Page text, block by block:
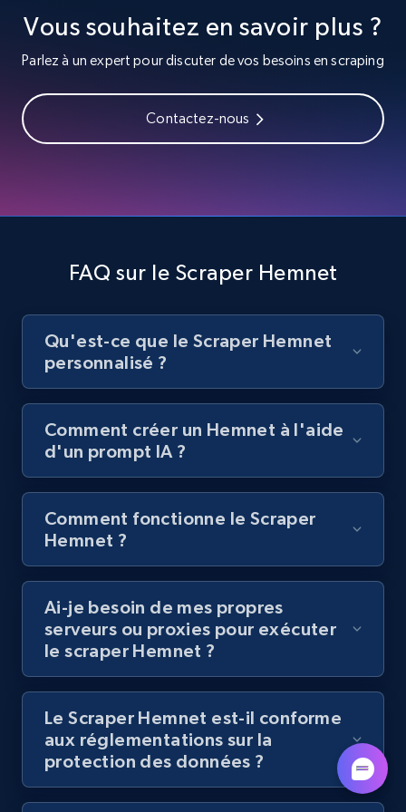
Youtube - Videos posts - Collect YouTube
posts by hashtags
URL, Title, Youtuber, Youtuber md5, Video url,
8.1K+ 716+ Essai gratuit
URL, Title, Youtuber, Youtuber md5, Video url,
Video length, Likes, Views, and more.
8.1K+ 716+ Essai gratuit
Youtube - Videos posts - Discovery videos
by podcast url
URL, Title, Youtuber, Youtuber md5, Video url,
Video length, Likes, Views, and more.
8.1K+ 716+ Essai gratuit
Amazon Reviews
URL, Product name, Product rating, Product
rating object, Product rating max, Rating,
Author name, Asin, and more.
Vous souhaitez en savoir plus ?
Parlez à un expert pour discuter de vos besoins en scraping
Contactez-nous
FAQ sur le Scraper Hemnet
Qu'est-ce que le Scraper Hemnet
personnalisé ?
Comment créer un Hemnet à l'aide
d'un prompt IA ?
Comment fonctionne le Scraper
Hemnet ?
Ai-je besoin de mes propres
serveurs ou proxies pour exécuter
le scraper Hemnet ?
Le Scraper Hemnet est-il conforme
aux réglementations sur la
protection des données ?